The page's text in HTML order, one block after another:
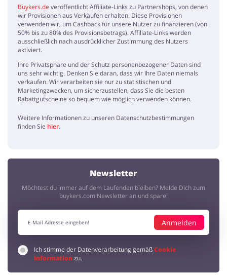
Buykers.de veröffentlicht Affiliate-Links zu Partnershops, von denen
wir Provisionen aus Verkäufen erhalten. Diese Provisionen
verwenden wir, um Cashback für unsere Nutzer zu finanzieren (von
50% bis zu 80% des Provisionsbetrags). Affiliate-Links werden
ausschließlich nach ausdrücklicher Zustimmung des Nutzers
aktiviert.
Ihre Privatsphäre und der Schutz personenbezogener Daten sind
uns sehr wichtig. Denken Sie daran, dass wir Ihre Daten niemals
verkaufen. Wir verarbeiten sie nur zu statistischen und
Marketingzwecken, um sicherzustellen, dass Sie die besten
Rabattgutscheine so bequem wie möglich verwenden können.
Weitere Informationen zu unseren Datenschutzbestimmungen
finden Sie hier.
Newsletter
Möchtest du immer auf dem Laufenden bleiben? Melde Dich zum
buykers.com Newsletter an und spare!
Anmelden
Ich stimme der Datenverarbeitung gemäßCookie
Informationzu.